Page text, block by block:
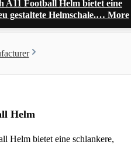
A11 Football Helm bietet eine
gestaltete Helmschale.… More
Helm
Helm bietet eine schlankere,